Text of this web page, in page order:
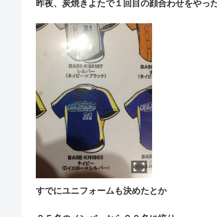
昨夜、炭焼きよたで１回目の顔合わせをやっ
すでにユニフォームも決めたとか